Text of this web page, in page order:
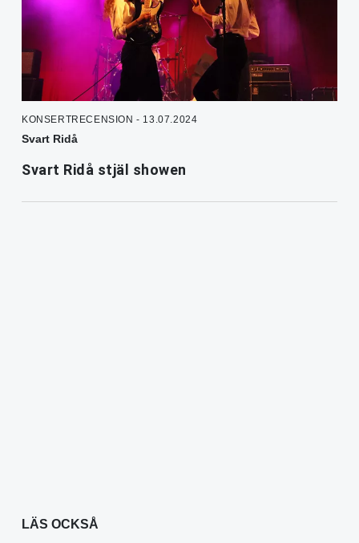
KONSERTRECENSION - 13.07.2024
Svart Ridå
Svart Ridå stjäl showen
LÄS OCKSÅ